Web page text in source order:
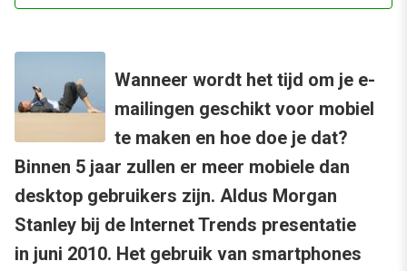
Wanneer wordt het tijd om je e-
mailingen geschikt voor mobiel
te maken en hoe doe je dat?
Binnen 5 jaar zullen er meer mobiele dan
desktop gebruikers zijn. Aldus Morgan
Stanley bij de Internet Trends presentatie
in juni 2010. Het gebruik van smartphones